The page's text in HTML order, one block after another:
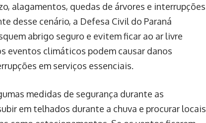
alagamentos, quedas de árvores e interrupções
desse cenário, a Defesa Civil do Paraná
abrigo seguro e evitem ficar ao ar livre
eventos climáticos podem causar danos
em serviços essenciais.
medidas de segurança durante as
em telhados durante a chuva e procurar locais